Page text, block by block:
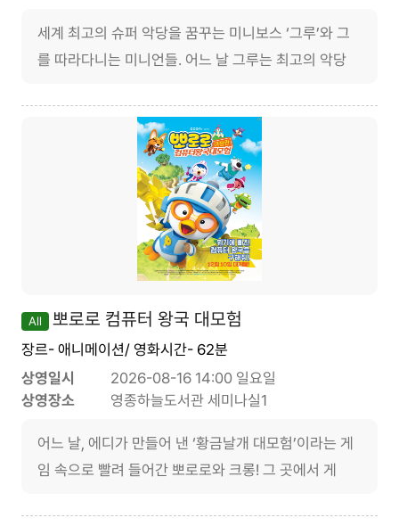
세계 최고의 슈퍼 악당을 꿈꾸는 미니보스 ‘그루’와 그
를 따라다니는 미니언들. 어느 날 그루는 최고의 악당
All 뽀로로 컴퓨터 왕국 대모험
장르- 애니메이션/ 영화시간- 62분
상영일시
2026-08-16 14:00 일요일
상영장소
영종하늘도서관 세미나실1
어느 날, 에디가 만들어 낸 ‘황금날개 대모험’이라는 게
임 속으로 빨려 들어간 뽀로로와 크롱! 그 곳에서 게